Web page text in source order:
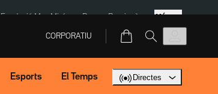
Fundació Mas Miró eBay Perpinyà Més
CORPORATIU
Esports El Temps Directes